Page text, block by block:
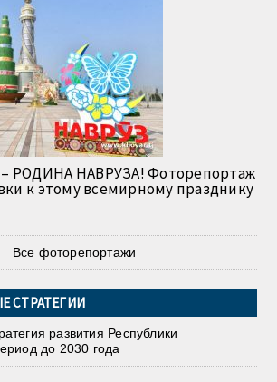
РОДИНА НАВРУЗА! Фоторепортаж
к этому всемирному празднику
Все фоторепортажи
СТРАТЕГИИ
развития Республики
до 2030 года